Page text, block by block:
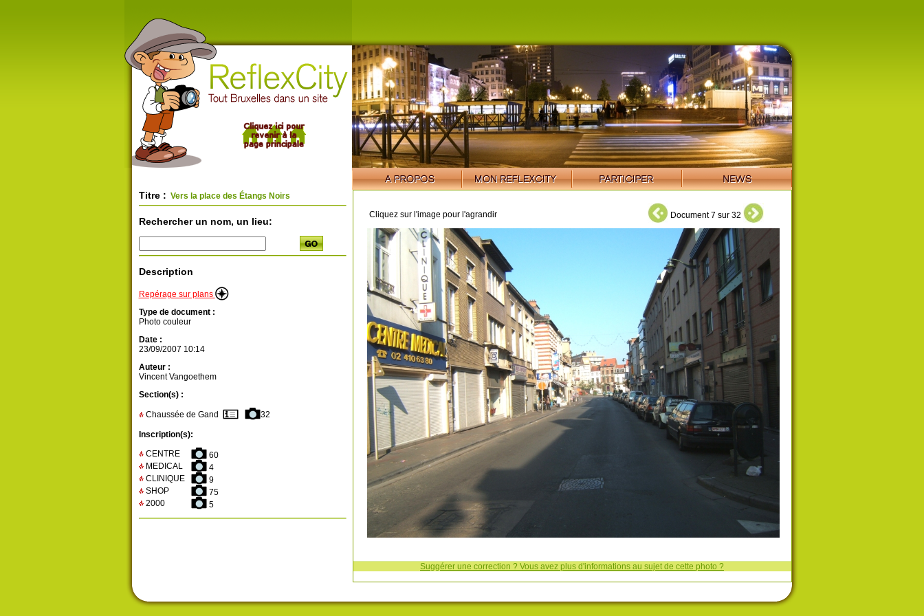
Titre : Vers la place des Étangs Noirs
Rechercher un nom, un lieu:
Description
Repérage sur plans
Type de document :
Photo couleur
Date :
23/09/2007 10:14
Auteur :
Vincent Vangoethem
Section(s) :
Chaussée de Gand 32
Inscription(s):
CENTRE
60
MEDICAL
4
CLINIQUE
9
SHOP
75
2000
5
Cliquez sur l'image pour l'agrandir Document 7 sur 32
Suggérer une correction ? Vous avez plus d'informations au sujet de cette photo ?